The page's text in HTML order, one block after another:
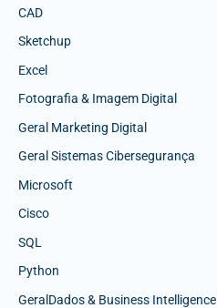
CAD
Sketchup
Excel
Fotografia & Imagem Digital
Geral Marketing Digital
Geral Sistemas Cibersegurança
Microsoft
Cisco
SQL
Python
GeralDados & Business Intelligence